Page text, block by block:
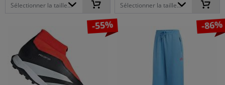
Sélectionner la taille... Sélectionner la taille...
-55% -86%